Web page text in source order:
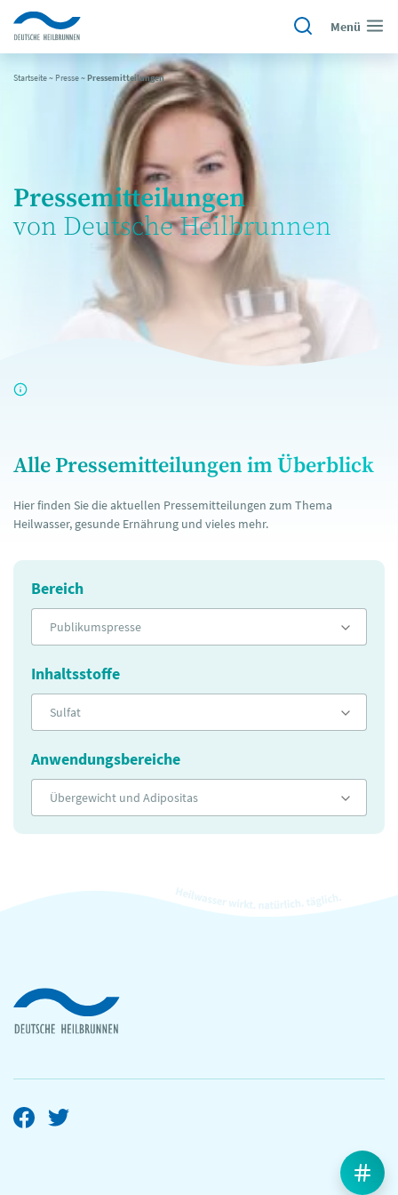
Menü
Startseite~ Presse~Pressemitteilungen
Pressemitteilungen
von Deutsche Heilbrunnen
Alle Pressemitteilungen im Überblick
Hier finden Sie die aktuellen Pressemitteilungen zum Thema
Heilwasser, gesunde Ernährung und vieles mehr.
Bereich
Publikumspresse
Inhaltsstoffe
Sulfat
Anwendungsbereiche
Übergewicht und Adipositas